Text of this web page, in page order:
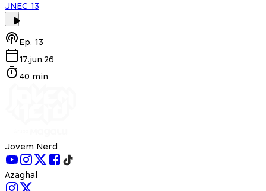
JNEC 13
Ep. 13
17.jun.26
40 min
Jovem Nerd
Azaghal